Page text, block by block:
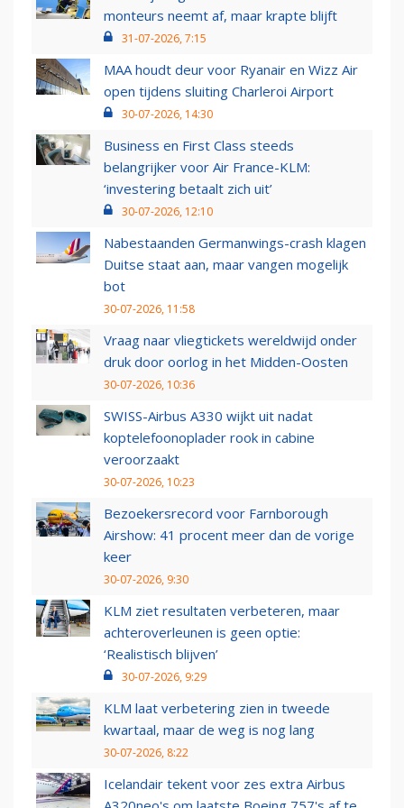
monteurs neemt af, maar krapte blijft
31-07-2026, 7:15
MAA houdt deur voor Ryanair en Wizz Air
open tijdens sluiting Charleroi Airport
30-07-2026, 14:30
Business en First Class steeds
belangrijker voor Air France-KLM:
‘investering betaalt zich uit’
30-07-2026, 12:10
Nabestaanden Germanwings-crash klagen
Duitse staat aan, maar vangen mogelijk
bot
30-07-2026, 11:58
Vraag naar vliegtickets wereldwijd onder
druk door oorlog in het Midden-Oosten
30-07-2026, 10:36
SWISS-Airbus A330 wijkt uit nadat
koptelefoonoplader rook in cabine
veroorzaakt
30-07-2026, 10:23
Bezoekersrecord voor Farnborough
Airshow: 41 procent meer dan de vorige
keer
30-07-2026, 9:30
KLM ziet resultaten verbeteren, maar
achteroverleunen is geen optie:
‘Realistisch blijven’
30-07-2026, 9:29
KLM laat verbetering zien in tweede
kwartaal, maar de weg is nog lang
30-07-2026, 8:22
Icelandair tekent voor zes extra Airbus